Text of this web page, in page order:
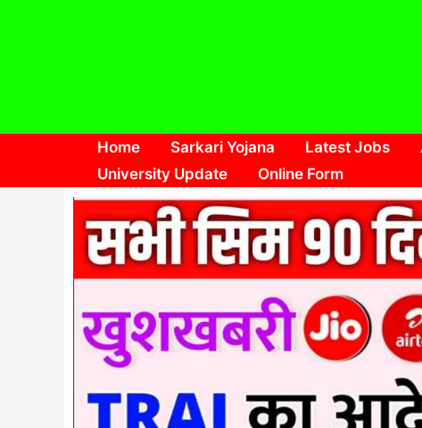
Home Sarkari Yojana Latest Jobs
University Update
Online Form